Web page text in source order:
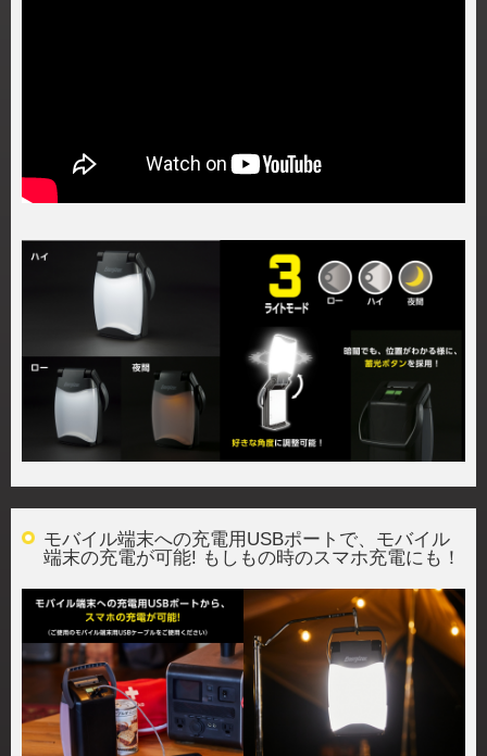
モバイル端末への充電用USBポートで、モバイル
端末の充電が可能! もしもの時のスマホ充電にも！